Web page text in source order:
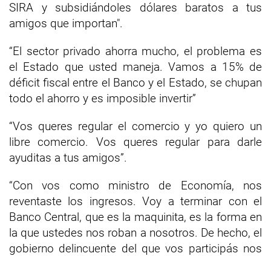
SIRA y subsidiándoles dólares baratos a tus
amigos que importan".
“El sector privado ahorra mucho, el problema es
el Estado que usted maneja. Vamos a 15% de
déficit fiscal entre el Banco y el Estado, se chupan
todo el ahorro y es imposible invertir”
“Vos queres regular el comercio y yo quiero un
libre comercio. Vos queres regular para darle
ayuditas a tus amigos”.
“Con vos como ministro de Economía, nos
reventaste los ingresos. Voy a terminar con el
Banco Central, que es la maquinita, es la forma en
la que ustedes nos roban a nosotros. De hecho, el
gobierno delincuente del que vos participás nos